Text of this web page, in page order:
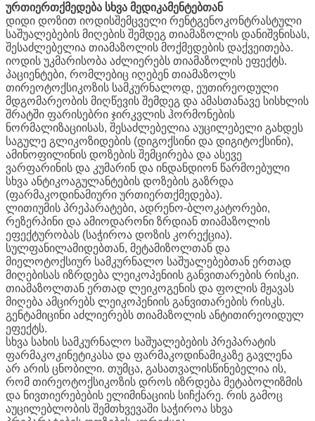
ურთიერთქმედება სხვა მედიკამენტებთან
დიდი დოზით იოდისშემცველი რენტგენოკონტრასტული
საშუალებების მიღების შემდეგ თიამაზოლის დანიშვნისას,
შესაძლებელია თიამაზოლის მოქმედების დაქვეითება.
იოდის უკმარისობა აძლიერებს თიამაზოლის ეფექტს.
პაციენტები, რომლებიც იღებენ თიამაზოლს
თირეოტოქსიკოზის სამკურნალოდ, ეუთირეოდული
მდგომარეობის მიღწევის შემდეგ და ამასთანავე სისხლის
შრატში ფარისებრი ჯირკვლის ჰორმონების
ნორმალიზაციისას, შესაძლებელია აუცილებელი გახდეს
საგულე გლიკოზიდების (დიგოქსინი და დიგიტოქსინი),
ამინოფილინის დოზების შემცირება და ასევე
ვარფარინის და კუმარინ და ინდანდიონ წარმოებული
სხვა ანტიკოაგულანტების დოზების გაზრდა
(ფარმაკოდინამიური ურთიერთქმედება).
ლითიუმის პრეპარატები, ადრენო-ბლოკატორები,
რეზერპინი და ამიოდარონი ზრდიან თიამაზოლის
ეფექტურობას (საჭიროა დოზის კორექცია).
სულფანილამიდებთან, მეტამიზოლთან და
მიელოტოქსიურ სამკურნალო საშუალებებთან ერთად
მიღებისას იზრდება ლეიკოპენიის განვითარების რისკი.
თიამაზოლთან ერთად ლეიკოგენის და ფოლის მჟავას
მიღება ამცირებს ლეიკოპენიის განვითარების რისკს.
გენტამიცინი აძლიერებს თიამაზოლის ანტითირეოიდულ
ეფექტს.
სხვა სახის სამკურნალო საშუალებების პრეპარატის
ფარმაკოკინეტიკასა და ფარმაკოდინამიკაზე გავლენა
არ არის ცნობილი. თუმცა, გასათვალისწინებელია ის,
რომ თირეოტოქსიკოზის დროს იზრდება მეტაბოლიზმის
და ნივთიერებების ელიმინაციის სიჩქარე. რის გამოც
აუცილებლობის შემთხვევაში საჭიროა სხვა